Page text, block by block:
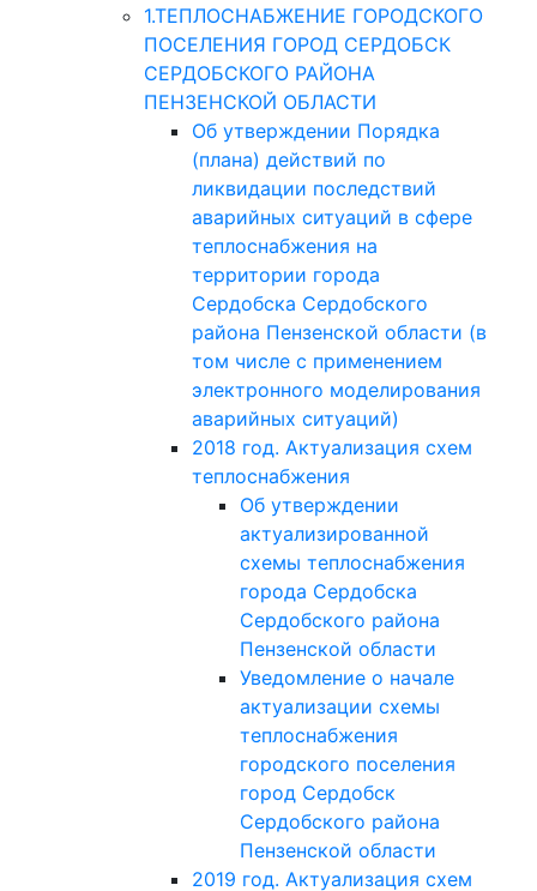
1.ТЕПЛОСНАБЖЕНИЕ ГОРОДСКОГО
ПОСЕЛЕНИЯ ГОРОД СЕРДОБСК
СЕРДОБСКОГО РАЙОНА
ПЕНЗЕНСКОЙ ОБЛАСТИ
Об утверждении Порядка
(плана) действий по
ликвидации последствий
аварийных ситуаций в сфере
теплоснабжения на
территории города
Сердобска Сердобского
района Пензенской области (в
том числе с применением
электронного моделирования
аварийных ситуаций)
2018 год. Актуализация схем
теплоснабжения
Об утверждении
актуализированной
схемы теплоснабжения
города Сердобска
Сердобского района
Пензенской области
Уведомление о начале
актуализации схемы
теплоснабжения
городского поселения
город Сердобск
Сердобского района
Пензенской области
2019 год. Актуализация схем